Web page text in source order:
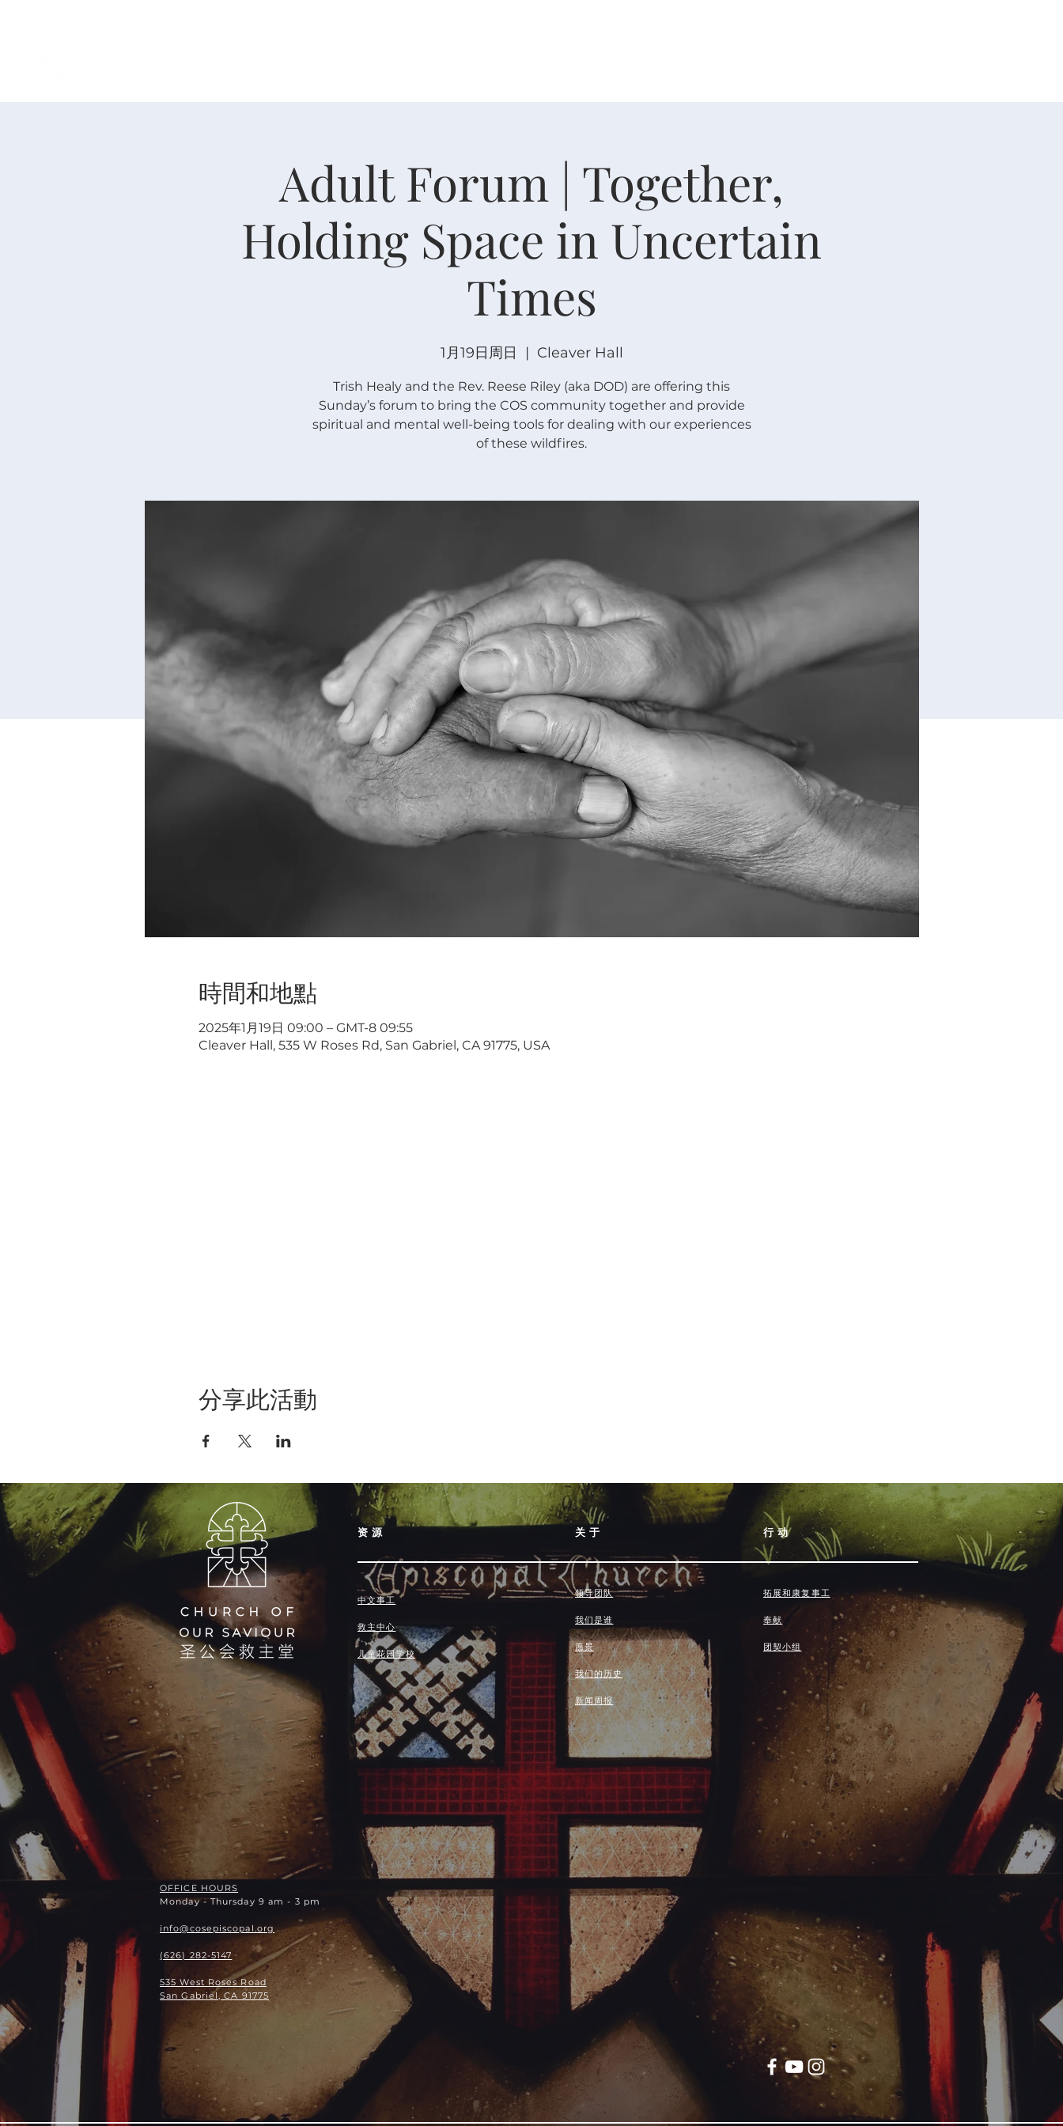
Adult Forum | Together,
Holding Space in Uncertain
Times
1月19日周日
  |
Cleaver Hall
Trish Healy and the Rev. Reese Riley (aka DOD) are offering this
Sunday’s forum to bring the COS community together and provide
spiritual and mental well-being tools for dealing with our experiences
of these wildfires.
時間和地點
2025年1月19日 09:00 – GMT-8 09:55
Cleaver Hall, 535 W Roses Rd, San Gabriel, CA 91775, USA
分享此活動
关于
领导团队
我们是谁
愿景
我们的历史
新闻周报
行动
拓展和康复事工
奉献
团契小组
资源
中文事工
救主中心
儿童花园学校
OFFICE HOURS
Monday - Thursday 9 am - 3 pm
info@cosepiscopal.org
(626) 282-5147
535 West Roses Road
San Gabriel, CA 91775